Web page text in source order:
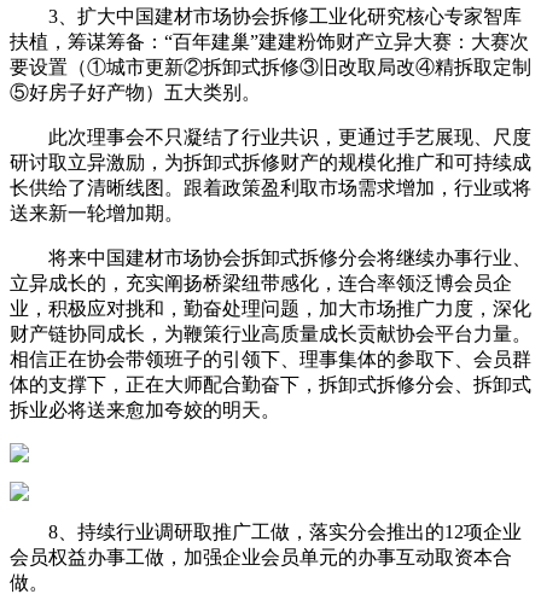
3、扩大中国建材市场协会拆修工业化研究核心专家智库
扶植，筹谋筹备：“百年建巢”建建粉饰财产立异大赛：大赛次
要设置（①城市更新②拆卸式拆修③旧改取局改④精拆取定制
⑤好房子好产物）五大类别。
此次理事会不只凝结了行业共识，更通过手艺展现、尺度
研讨取立异激励，为拆卸式拆修财产的规模化推广和可持续成
长供给了清晰线图。跟着政策盈利取市场需求增加，行业或将
送来新一轮增加期。
将来中国建材市场协会拆卸式拆修分会将继续办事行业、
立异成长的，充实阐扬桥梁纽带感化，连合率领泛博会员企
业，积极应对挑和，勤奋处理问题，加大市场推广力度，深化
财产链协同成长，为鞭策行业高质量成长贡献协会平台力量。
相信正在协会带领班子的引领下、理事集体的参取下、会员群
体的支撑下，正在大师配合勤奋下，拆卸式拆修分会、拆卸式
拆业必将送来愈加夸姣的明天。
8、持续行业调研取推广工做，落实分会推出的12项企业
会员权益办事工做，加强企业会员单元的办事互动取资本合
做。